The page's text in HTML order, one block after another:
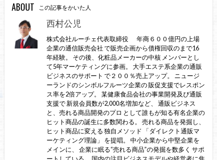
ABOUT この記事をかいた人
西村公児
株式会社ルーチェ代表取締役 年商６００億円の上場
企業の通信販売会社 で販売企画から債権回収のまで16
年経験。 その後、化粧品メーカーの中核 メンバーとし
て5年マーケティングに参画。 大手エステ系企業の通販
ビジネスのサポート で２００％売上アップ。 ニュージ
ーランドのシンボルフルーツ企業の 販促支援でレスポン
ス率を2倍アップ。 某健康食品会社の事業開発及び通販
支援で 新規会員数が2,000名増加など、 通販ビジネス
と、売れる商品開発のプロ として誰もが知る有名企業の
ヒット商品の誕生に多数関わる。 売れる商品を発掘し、
ヒット商品に変える 独自メソッド 「ダイレクト通販マ
ーケティング理論」 を提唱。 中小企業から中堅企業を
メインに、 企業に眠る“売れる商品”の発掘を数多く サポ